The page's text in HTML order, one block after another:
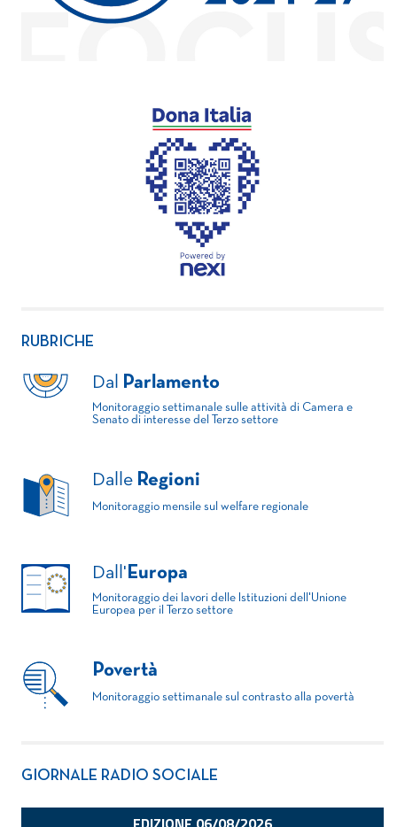
RUBRICHE
Dal Parlamento
Monitoraggio settimanale sulle attività di Camera e
Senato di interesse del Terzo settore
Dalle Regioni
Monitoraggio mensile sul welfare regionale
Dall' Europa
Monitoraggio dei lavori delle Istituzioni dell'Unione
Europea per il Terzo settore
Povertà
Monitoraggio settimanale sul contrasto alla povertà
GIORNALE RADIO SOCIALE